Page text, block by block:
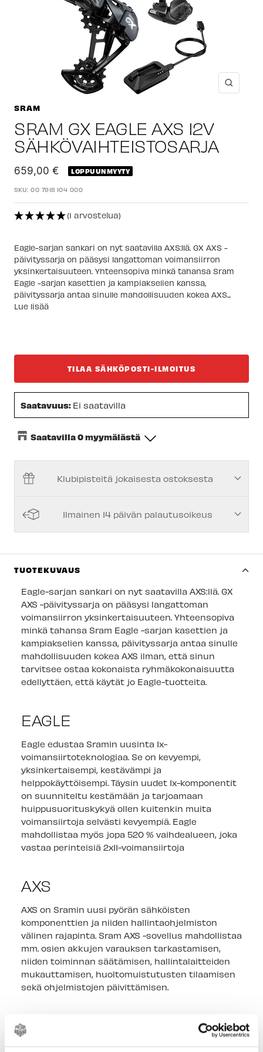
SRAM
SRAM GX EAGLE AXS 12V
SÄHKÖVAIHTEISTOSARJA
Alennushinta
659,00 € LOPPUUNMYYTY
SKU:00 7918 104 000
(1 arvostelua)
Eagle-sarjan sankari on nyt saatavilla AXS:llä. GX AXS -
päivityssarja on pääsysi langattoman voimansiirron
yksinkertaisuuteen. Yhteensopiva minkä tahansa Sram
Eagle -sarjan kasettien ja kampiakselien kanssa,
päivityssarja antaa sinulle mahdollisuuden kokea AXS...
Lue lisää
TILAA SÄHKÖPOSTI-ILMOITUS
Saatavuus: Ei saatavilla
Saatavilla 0 myymälästä
Keskusvarasto-Tilapäisesti loppu
Espoon Myymälä-Tilapäisesti loppu
Joensuun myymälä
Imatran myymälä-Tilapäisesti loppu
Jyväskylän myymälä -Tilapäisesti loppu
Lappeenrannan myymälä- Tilapäisesti loppu
Klubipisteitä jokaisesta ostoksesta
Ilmainen 14 päivän palautusoikeus
TUOTEKUVAUS
Eagle-sarjan sankari on nyt saatavilla AXS:llä. GX
AXS -päivityssarja on pääsysi langattoman
voimansiirron yksinkertaisuuteen. Yhteensopiva
minkä tahansa Sram Eagle -sarjan kasettien ja
kampiakselien kanssa, päivityssarja antaa sinulle
mahdollisuuden kokea AXS ilman, että sinun
tarvitsee ostaa kokonaista ryhmäkokonaisuutta
edellyttäen, että käytät jo Eagle-tuotteita.
EAGLE
Eagle edustaa Sramin uusinta 1x-
voimansiirtoteknologiaa. Se on kevyempi,
yksinkertaisempi, kestävämpi ja
helppokäyttöisempi. Täysin uudet 1x-komponentit
on suunniteltu kestämään ja tarjoamaan
huippusuorituskykyä ollen kuitenkin muita
voimansiirtoja selvästi kevyempiä. Eagle
mahdollistaa myös jopa 520 % vaihdealueen, joka
vastaa perinteisiä 2x11-voimansiirtoja
AXS
AXS on Sramin uusi pyörän sähköisten
komponenttien ja niiden hallintaohjelmiston
välinen rajapinta. Sram AXS -sovellus mahdollistaa
mm. osien akkujen varauksen tarkastamisen,
niiden toiminnan säätämisen, hallintalaitteiden
mukauttamisen, huoltomuistutusten tilaamisen
sekä ohjelmistojen päivittämisen.
OMINAISUUDET